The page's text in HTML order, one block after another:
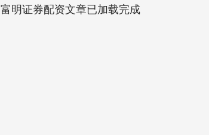
富明证券配资文章已加载完成